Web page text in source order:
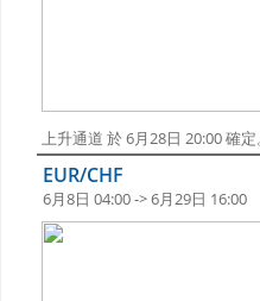
上升通道 於 6月28日 20:00 確
EUR/CHF
6月8日 04:00 -> 6月29日 16:00